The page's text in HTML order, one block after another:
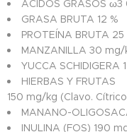
ÁCIDOS GRASOS ω3
GRASA BRUTA 12 %
PROTEÍNA BRUTA 25
MANZANILLA 30 mg/
YUCCA SCHIDIGERA
HIERBAS Y FRUTAS
150 mg/kg (Clavo.
MANANO-
INULINA (FOS) 190